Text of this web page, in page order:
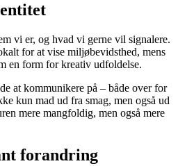
vi er, og hvad vi gerne vil signalere.
for at vise miljøbevidsthed, mens
en form for kreativ udfoldelse.
at kommunikere på – både over for
kun mad ud fra smag, men også ud
mere mangfoldig, men også mere
forandring